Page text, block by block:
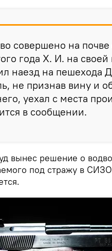
совершено на
года Х. И. на
наезд на пешехода
не признав вину и
уехал с места
в сообщении.
вынес решение о
под стражу в